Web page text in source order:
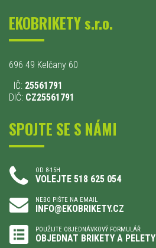
EKOBRIKETY s.r.o.
696 49 Kelčany 60
IČ: 25561791
DIČ: CZ25561791
SPOJTE SE S NÁMI
OD 8-15H
VOLEJTE 518 625 054
NEBO PIŠTE NA EMAIL
INFO@EKOBRIKETY.CZ
POUŽIJTE OBJEDNÁVKOVÝ FORMULÁŘ
OBJEDNAT BRIKETY A PELETY